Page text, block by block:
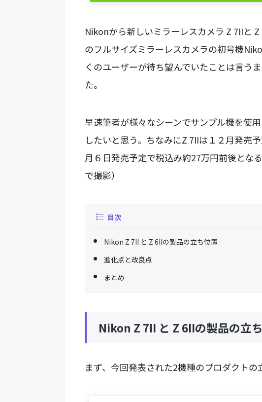
Nikonから新しいミラーレスカメラ Z 7IIと
のフルサイズミラーレスカメラの初号機
くのユーザーが待ち望んでいたことは言う
た。
早速筆者が様々なシーンでサンプル機を使
したいと思う。ちなみにZ 7IIは１２月発売
月６日発売予定で税込み約27万円前後とな
で撮影）
目次
Nikon Z 7II と Z 6IIの製品の立ち位置
進化点と改良点
まとめ
Nikon Z 7II と Z 6IIの製品の立
まず、今回発表された2機種のプロダクトの